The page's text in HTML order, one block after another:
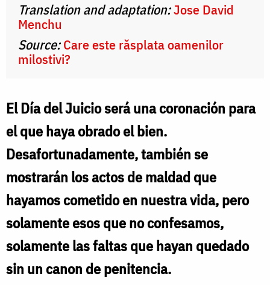
Translation and adaptation:Jose David
Menchu
Source:Care este răsplata oamenilor
milostivi?
El Día del Juicio será una coronación para
el que haya obrado el bien.
Desafortunadamente, también se
mostrarán los actos de maldad que
hayamos cometido en nuestra vida, pero
solamente esos que no confesamos,
solamente las faltas que hayan quedado
sin un canon de penitencia.